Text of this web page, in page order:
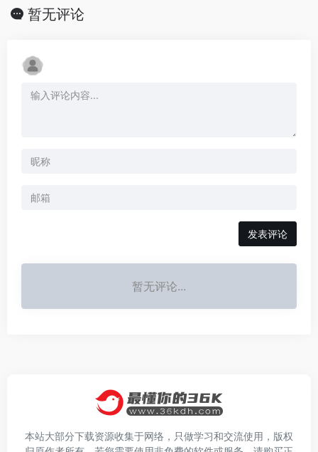
暂无评论
发表评论
暂无评论...
本站大部分下载资源收集于网络，只做学习和交流使用，版权